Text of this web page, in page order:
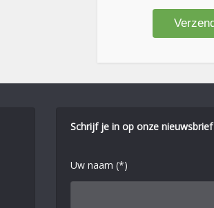
Schrijf je in op onze nieuwsbrief
Uw naam (*)